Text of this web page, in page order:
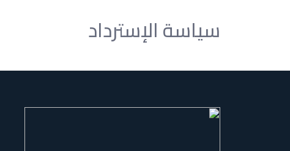
سياسة الإسترداد